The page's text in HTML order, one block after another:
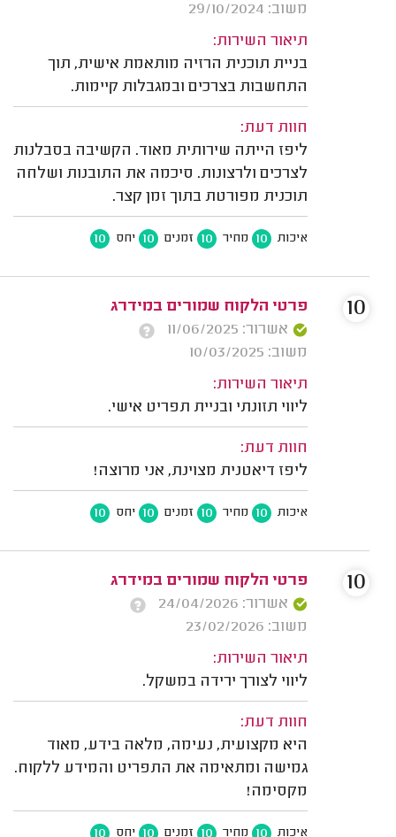
משוב: 29/10/2024
תיאור השירות:
בניית תוכנית הרזיה מותאמת אישית, תוך
התחשבות בצרכים ובמגבלות קיימות.
חוות דעת:
ליפז הייתה שירותית מאוד. הקשיבה בסבלנות
לצרכים ולרצונות. סיכמה את התובנות ושלחה
תוכנית מפורטת בתוך זמן קצר.
איכות 10 מחיר 10 זמנים 10 יחס 10
פרטי הלקוח שמורים במידרג
אשרור: 11/06/2025
משוב: 10/03/2025
תיאור השירות:
ליווי תזונתי ובניית תפריט אישי.
חוות דעת:
ליפז דיאטנית מצוינת, אני מרוצה!
איכות 10 מחיר 10 זמנים 10 יחס 10
10
פרטי הלקוח שמורים במידרג
אשרור: 24/04/2026
משוב: 23/02/2026
תיאור השירות:
ליווי לצורך ירידה במשקל.
חוות דעת:
היא מקצועית, נעימה, מלאה בידע, מאוד
גמישה ומתאימה את התפריט והמידע ללקוח.
מקסימה!
איכות 10 מחיר 10 זמנים 10 יחס 10
10